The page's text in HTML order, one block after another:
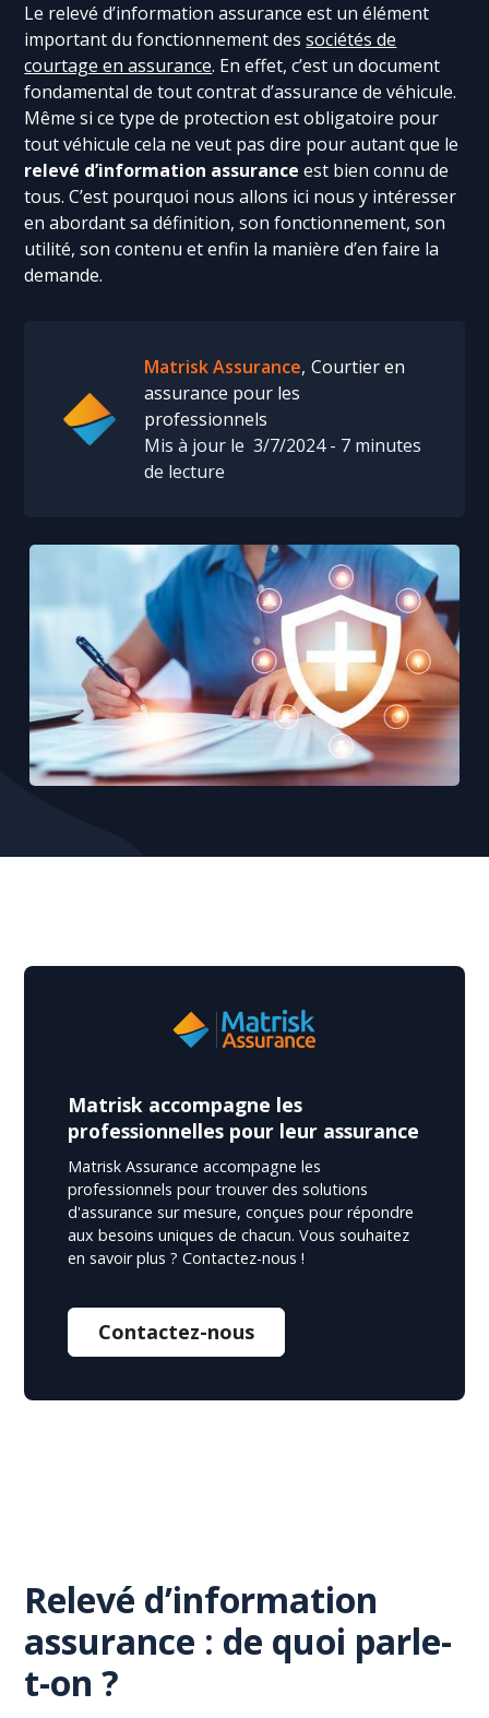
Le relevé d’information assurance est un élément
important du fonctionnement dessociétés de
courtage en assurance. En effet, c’est un document
fondamental de tout contrat d’assurance de véhicule.
Même si ce type de protection est obligatoire pour
tout véhicule cela ne veut pas dire pour autant que le
relevé d’information assurance est bien connu de
tous. C’est pourquoi nous allons ici nous y intéresser
en abordant sa définition, son fonctionnement, son
utilité, son contenu et enfin la manière d’en faire la
demande.
Matrisk Assurance, Courtier en
assurance pour les
professionnels
Mis à jour le 3/7/2024 - 7 minutes
de lecture
Relevé d’information
assurance : de quoi parle-
t-on ?
Matrisk accompagne les
professionnelles pour leur assurance
Matrisk Assurance accompagne les
professionnels pour trouver des solutions
d'assurance sur mesure, conçues pour répondre
aux besoins uniques de chacun. Vous souhaitez
en savoir plus ? Contactez-nous !
Contactez-nous